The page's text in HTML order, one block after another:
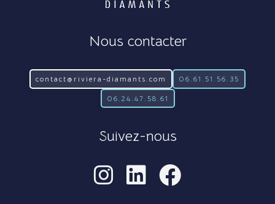
Nous contacter
contact@riviera-diamants.com 06.61.51.56.35
06.24.47.58.61
Suivez-nous